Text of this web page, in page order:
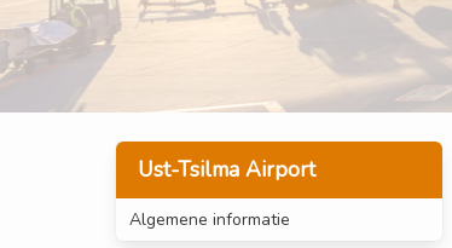
Ust-Tsilma Airport
Algemene informatie